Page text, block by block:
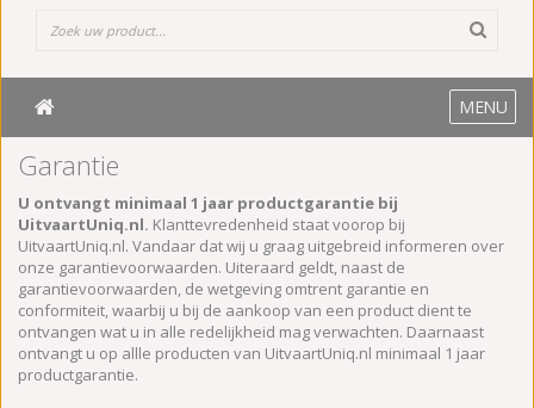
MENU
Garantie
U ontvangt minimaal 1 jaar productgarantie bij
UitvaartUniq.nl. Klanttevredenheid staat voorop bij
UitvaartUniq.nl. Vandaar dat wij u graag uitgebreid informeren over
onze garantievoorwaarden. Uiteraard geldt, naast de
garantievoorwaarden, de wetgeving omtrent garantie en
conformiteit, waarbij u bij de aankoop van een product dient te
ontvangen wat u in alle redelijkheid mag verwachten. Daarnaast
ontvangt u op allle producten van UitvaartUniq.nl minimaal 1 jaar
productgarantie.